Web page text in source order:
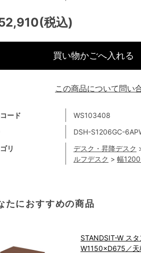
税込)
ード
WS103408
DSH-S1206GC-
リ
デスク・昇降デスク
ルフデスク > 幅
買い物かごへ入れる
たにおすすめの商品
STANDSIT-W ス
W1150×D675／天
この商品について問い